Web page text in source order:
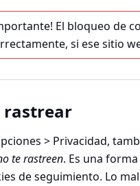
El bloqueo de
si ese sitio
rastrear
> Privacidad,
te rastreen. Es una
de seguimiento. Lo